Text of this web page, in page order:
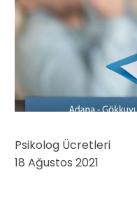
Psikolog Ücretleri
18 Ağustos 2021